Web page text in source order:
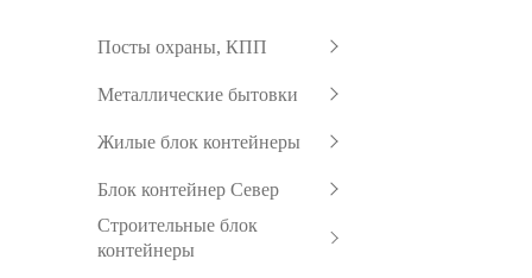
Посты охраны, КПП
Металлические бытовки
Жилые блок контейнеры
Блок контейнер Север
Строительные блок
контейнеры